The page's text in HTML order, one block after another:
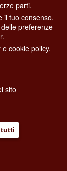
e Moda.
parti.
il tuo consenso,
preferenze
cookie policy.
sito
tutti